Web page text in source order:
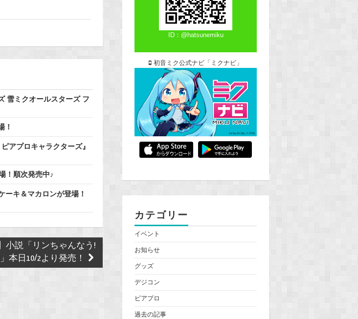
雪ミクオールスターズ フ
！
アプロキャラクターズ』
！順次発売中♪
ーキ＆マカロンが登場！
小説「リンちゃんなう!
」本日10/2より発売！
ID：@hatsunemiku
初音ミク公式ナビ「ミクナビ」
カテゴリー
イベント
お知らせ
グッズ
デジコン
ピアプロ
過去の記事